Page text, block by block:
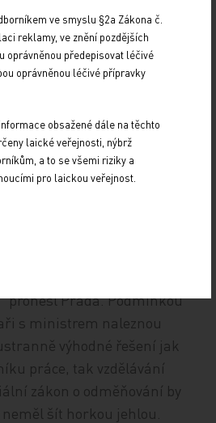
jste pod obrovským tlakem,
že lékaři jsou jenom lidi,
lidi,“ pronesl na úvod
však, že ministr občas
ministrem zdravotníků a měl
ve zdravotnictví panovaly
zdravotníci nechtěli odcházet
rádi a v důstojných
deklaroval vůli
takové podmínky, aby
pronesl Přáda. Podmínkou
s ministrem naleznou
výhodné řešení jak
práce, tak vzdělávání
zákon o odměňování by
šít horkou jehlou.
ve smyslu §2a Zákona č.
reklamy, ve znění pozdějších
oprávněnou předepisovat léčivé
oprávněnou léčivé přípravky
obsažené dále na těchto
laické veřejnosti, nýbrž
a to se všemi riziky a
pro laickou veřejnost.